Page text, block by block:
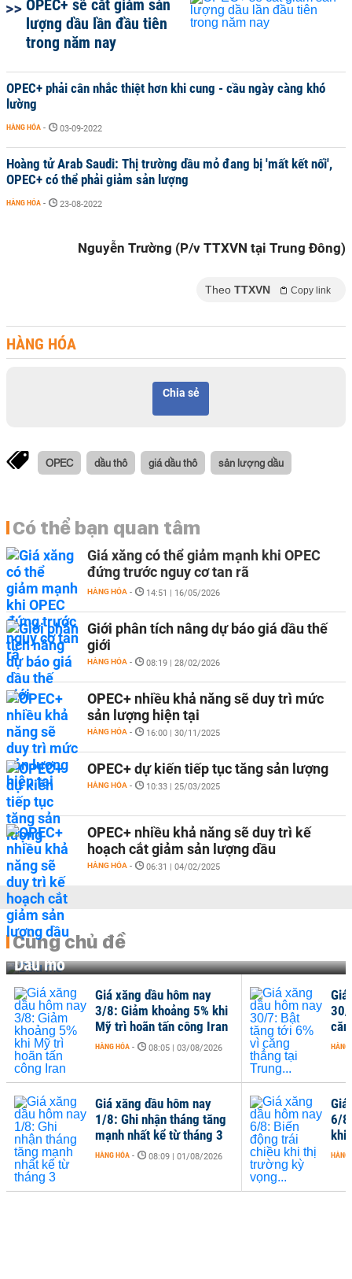
OPEC+ sẽ cắt giảm sản
lượng dầu lần đầu tiên
trong năm nay
OPEC+ phải cân nhắc thiệt hơn khi cung - cầu ngày càng khó
lường
HÀNG HÓA - 03-09-2022
Hoàng tử Arab Saudi: Thị trường dầu mỏ đang bị 'mất kết nối',
OPEC+ có thể phải giảm sản lượng
HÀNG HÓA - 23-08-2022
Nguyễn Trường (P/v TTXVN tại Trung Đông)
Theo TTXVN Copy link
HÀNG HÓA
Chia sẻ
OPEC dầu thô giá dầu thô sản lượng dầu
Có thể bạn quan tâm
Giá xăng có thể giảm mạnh khi OPEC
đứng trước nguy cơ tan rã
HÀNG HÓA - 14:51 | 16/05/2026
Giới phân tích nâng dự báo giá dầu thế
giới
HÀNG HÓA - 08:19 | 28/02/2026
OPEC+ nhiều khả năng sẽ duy trì mức
sản lượng hiện tại
HÀNG HÓA - 16:00 | 30/11/2025
OPEC+ dự kiến tiếp tục tăng sản lượng
HÀNG HÓA - 10:33 | 25/03/2025
OPEC+ nhiều khả năng sẽ duy trì kế
hoạch cắt giảm sản lượng dầu
HÀNG HÓA - 06:31 | 04/02/2025
Cùng chủ đề
Dầu mỏ
Giá
6/
khi
HÀNG
Giá xăng dầu hôm nay
3/8: Giảm khoảng 5% khi
Mỹ trì hoãn tấn công Iran
HÀNG HÓA - 08:05 | 03/08/2026
Giá xăng dầu hôm nay
1/8: Ghi nhận tháng tăng
mạnh nhất kể từ tháng 3
HÀNG HÓA - 08:09 | 01/08/2026
Giá
30/
HÀNG